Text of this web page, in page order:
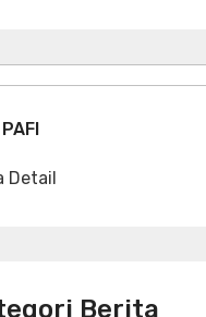
Detail
Berita